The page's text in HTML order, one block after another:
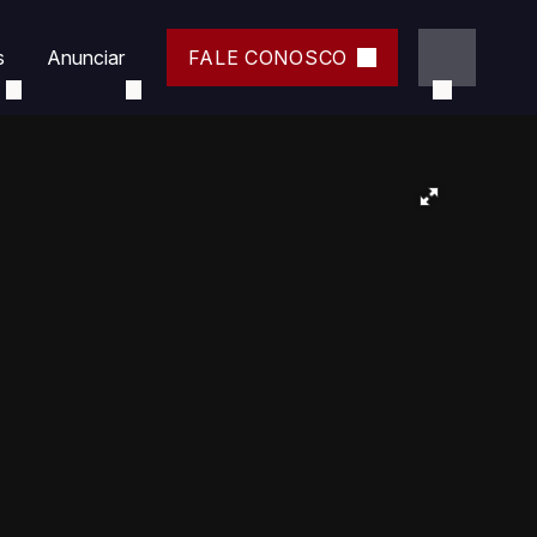
FALE CONOSCO
Anunciar